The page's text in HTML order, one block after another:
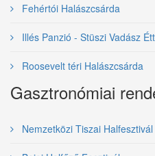
Fehértói Halászcsárda
Illés Panzió - Stüszi Vadász
Roosevelt téri Halászcsárda
Gasztronómiai
Nemzetközi Tiszai Halfesztivál